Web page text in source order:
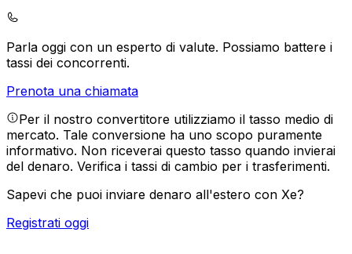
Parla oggi con un esperto di valute. Possiamo battere i
tassi dei concorrenti.
Prenota una chiamata
Per il nostro convertitore utilizziamo il tasso medio di
mercato. Tale conversione ha uno scopo puramente
informativo. Non riceverai questo tasso quando invierai
del denaro. Verifica i tassi di cambio per i trasferimenti.
Sapevi che puoi inviare denaro all'estero con Xe?
Registrati oggi